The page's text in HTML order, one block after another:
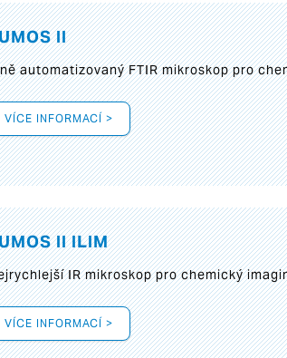
II
automatizovaný FTIR mikroskop pro
VÍCE INFORMACÍ >
II ILIM
IR mikroskop pro chemický
VÍCE INFORMACÍ >